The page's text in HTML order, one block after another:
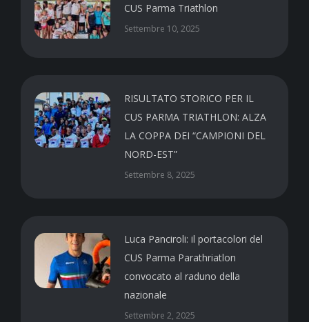
CUS Parma Triathlon
Settembre 10, 2025
RISULTATO STORICO PER IL
CUS PARMA TRIATHLON: ALZA
LA COPPA DEI “CAMPIONI DEL
NORD-EST”
Settembre 8, 2025
Luca Panciroli: il portacolori del
CUS Parma Parathriatlon
convocato al raduno della
nazionale
Settembre 2, 2025